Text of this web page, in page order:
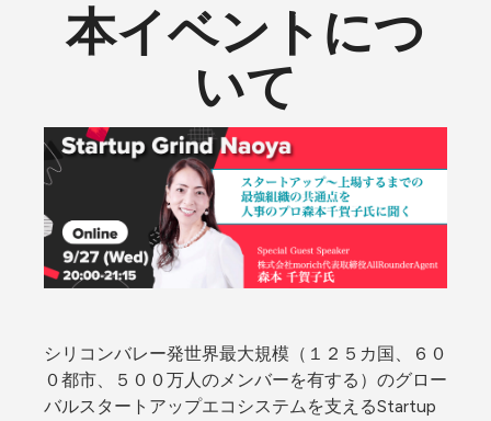
本イベントにつ
いて
シリコンバレー発世界最大規模（１２５カ国、６０
０都市、５００万人のメンバーを有する）のグロー
バルスタートアップエコシステムを支えるStartup